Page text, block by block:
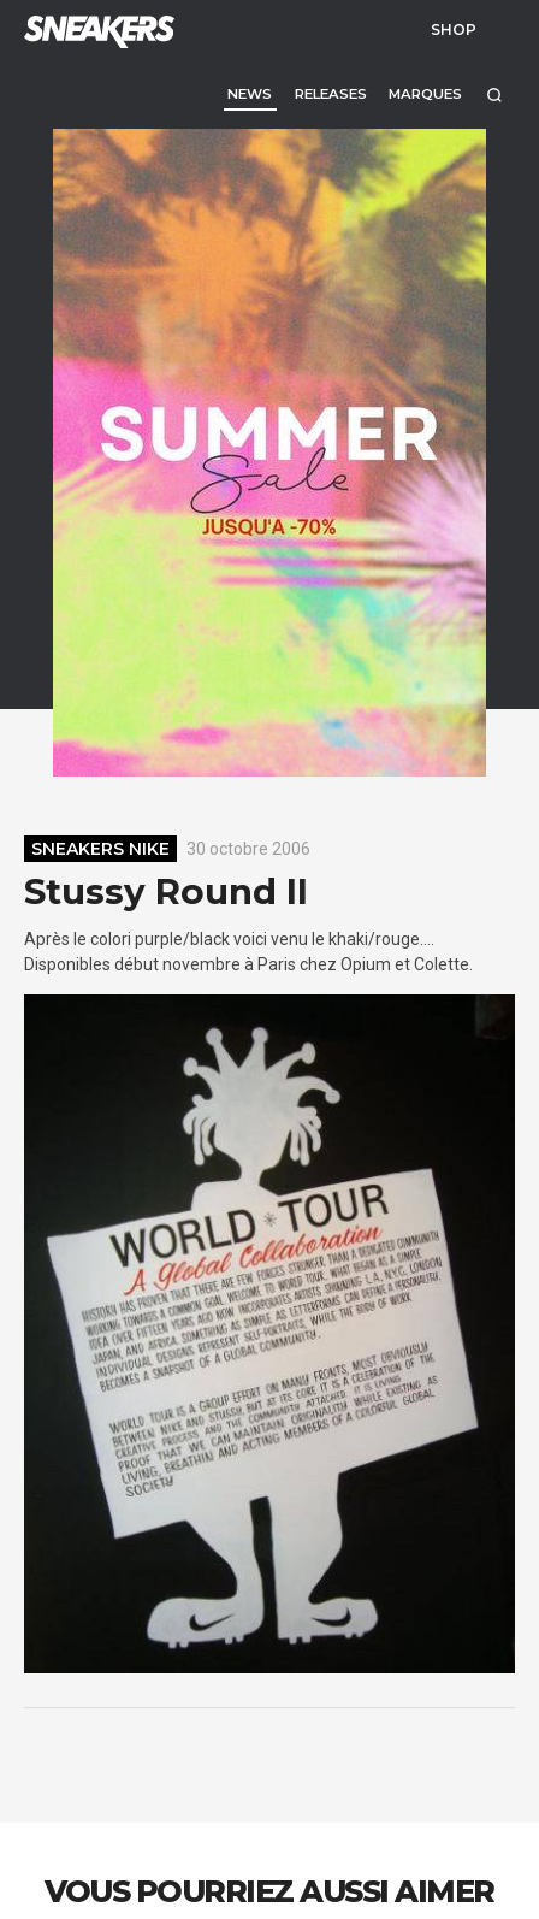
SHOP
NEWS RELEASES MARQUES
SNEAKERS NIKE 30 octobre 2006
Stussy Round II
Après le colori purple/black voici venu le khaki/rouge….
Disponibles début novembre à Paris chez Opium et Colette.
VOUS POURRIEZ AUSSI AIMER